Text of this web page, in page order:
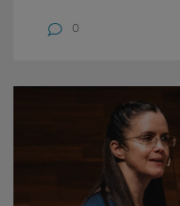
0